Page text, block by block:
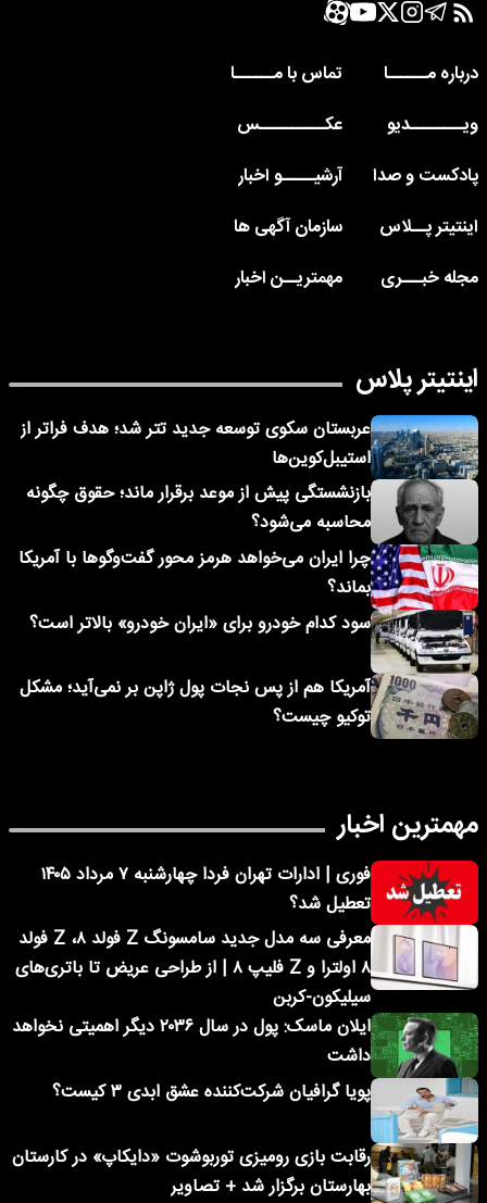
درباره مــــــا
تماس با مــــــا
ویــــــــدیو
عکــــــــــس
پادکست و صدا
آرشیـــــو اخبار
اینتیتر پــلاس
سازمان آگهی ها
مجله خبـــری
مهمتریــن اخبار
اینتیتر پلاس
عربستان سکوی توسعه جدید تتر شد؛ هدف فراتر از
استیبل‌کوین‌ها
بازنشستگی پیش از موعد برقرار ماند؛ حقوق چگونه
محاسبه می‌شود؟
چرا ایران می‌خواهد هرمز محور گفت‌وگوها با آمریکا
بماند؟
سود کدام خودرو برای «ایران خودرو» بالاتر است؟
آمریکا هم از پس نجات پول ژاپن بر نمی‌آید؛ مشکل
توکیو چیست؟
مهمترین اخبار
فوری | ادارات تهران فردا چهارشنبه ۷ مرداد ۱۴۰۵
تعطیل شد؟
معرفی سه مدل جدید سامسونگ Z فولد ۸، Z فولد
۸ اولترا و Z فلیپ ۸ | از طراحی عریض تا باتری‌های
سیلیکون-کربن
ایلان ماسک: پول در سال ۲۰۳۶ دیگر اهمیتی نخواهد
داشت
پویا گرافیان شرکت‌کننده عشق ابدی ۳ کیست؟
رقابت بازی رومیزی توربوشوت «دایکاپ» در کارستان
بهارستان برگزار شد + تصاویر